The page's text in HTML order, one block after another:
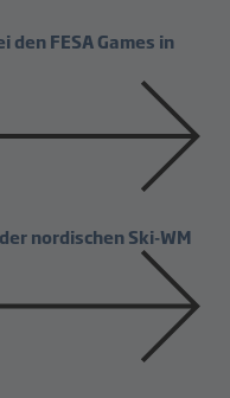
den FESA Games in
nordischen Ski-WM